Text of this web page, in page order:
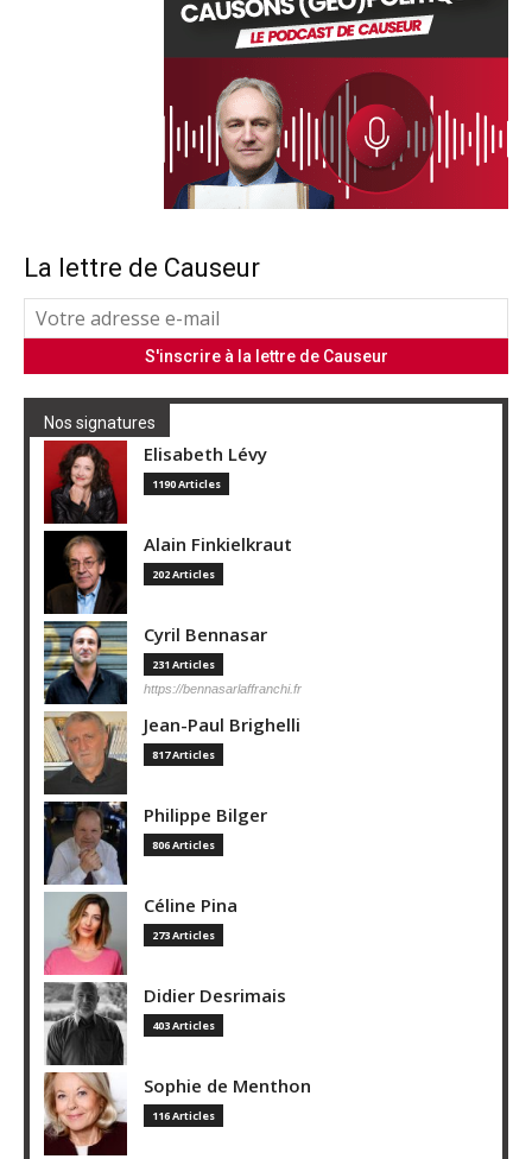
La lettre de Causeur
Nos signatures
Elisabeth Lévy
1190 Articles
Alain Finkielkraut
202 Articles
Cyril Bennasar
231 Articles
https://bennasarlaffranchi.fr
Jean-Paul Brighelli
817 Articles
Philippe Bilger
806 Articles
Céline Pina
273 Articles
Didier Desrimais
403 Articles
Sophie de Menthon
116 Articles